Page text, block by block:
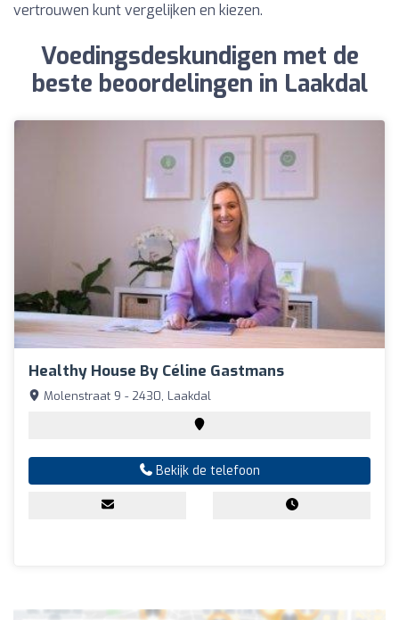
vertrouwen kunt vergelijken en kiezen.
Voedingsdeskundigen met de
beste beoordelingen in Laakdal
Healthy House By Céline Gastmans
Molenstraat 9 - 2430, Laakdal
Bekijk de telefoon